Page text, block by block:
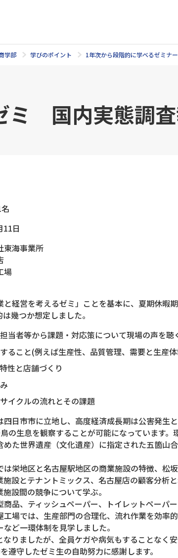
学部 学びのポイント 1年次から段階的に学べるゼミナ
ミ 国内実態調
日
東海事業所
場
経営を考えるゼミ」ことを基本に、夏期休暇
幾つか想定しました。
当者等から課題・対応策について現場の声を聴
ること(例えば生産性、品質管理、需要と生産
性と店舗づくり
イクルの流れとその課題
日市市に立地し、高度経済成長期は公害発生
の生息を観察することが可能になっています。
た世界遺産（文化遺産）に指定された五箇山
栄地区と名古屋駅地区の商業施設の特徴、松
設とテナントミックス、名古屋店の顧客分析
設間の競争について学ぶ。
品、ティッシュペーパー、トイレットペーパ
場では、生産部門の合理化、流れ作業を効率
ど一環体制を見学しました。
りましたが、全員ケガや病気もすることなく
遵守したゼミ生の自助努力に感謝します。